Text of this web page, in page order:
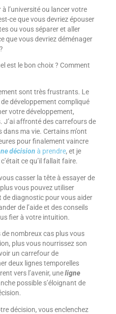
l’université ou lancer votre
ce que vous devriez épouser
ou vous séparer et aller
que vous devriez déménager
est le bon choix ? Comment
sont très frustrants. Le
développement compliqué
votre développement,
J’ai affronté des carrefours de
ma vie. Certains m’ont
pour finalement vaincre
décision à prendre, et je
ce qu’il fallait faire.
casser la tête à essayer de
vous pouvez utiliser
de diagnostic pour vous aider
de l’aide et des conseils
fier à votre intuition.
nombreux cas plus vous
plus vous nourrissez son
un carrefour de
deux lignes temporelles
vers l’avenir, uneligne
possible s’éloignant de
décision, vous enclenchez